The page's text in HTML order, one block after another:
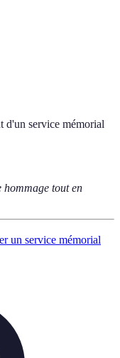
d'un service mémorial
tout en
un service mémorial